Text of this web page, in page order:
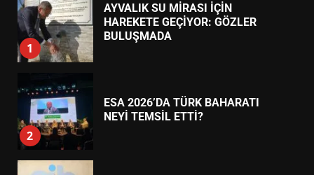
1
AYVALIK SU MİRASI İÇİN
HAREKETE GEÇİYOR: GÖZLER
BULUŞMADA
2
ESA 2026’DA TÜRK BAHARATI
NEYİ TEMSİL ETTİ?